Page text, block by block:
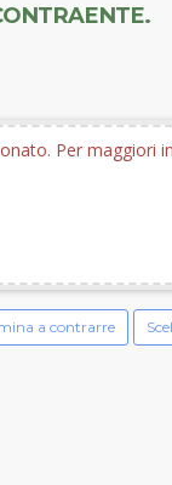
Per maggiori
a contrarre